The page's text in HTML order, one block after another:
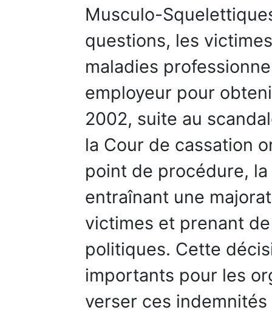
Musculo-
questions, les
maladies
employeur pour
2002, suite au
la Cour de cassation
point de procédure,
entraînant une
victimes et prenant
politiques. Cette
importants pour les
verser ces